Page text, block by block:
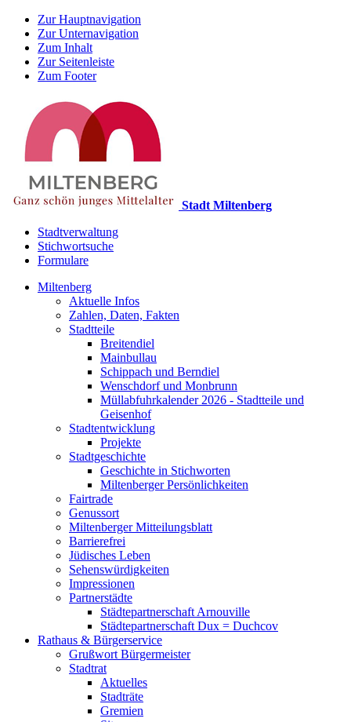
Zur Hauptnavigation
Zur Unternavigation
Zum Inhalt
Zur Seitenleiste
Zum Footer
Stadt Miltenberg
Stadtverwaltung
Stichwortsuche
Formulare
Miltenberg
Aktuelle Infos
Zahlen, Daten, Fakten
Stadtteile
Breitendiel
Mainbullau
Schippach und Berndiel
Wenschdorf und Monbrunn
Müllabfuhrkalender 2026 - Stadtteile und
Geisenhof
Stadtentwicklung
Projekte
Stadtgeschichte
Geschichte in Stichworten
Miltenberger Persönlichkeiten
Fairtrade
Genussort
Miltenberger Mitteilungsblatt
Barrierefrei
Jüdisches Leben
Sehenswürdigkeiten
Impressionen
Partnerstädte
Städtepartnerschaft Arnouville
Städtepartnerschaft Dux = Duchcov
Rathaus & Bürgerservice
Grußwort Bürgermeister
Stadtrat
Aktuelles
Stadträte
Gremien